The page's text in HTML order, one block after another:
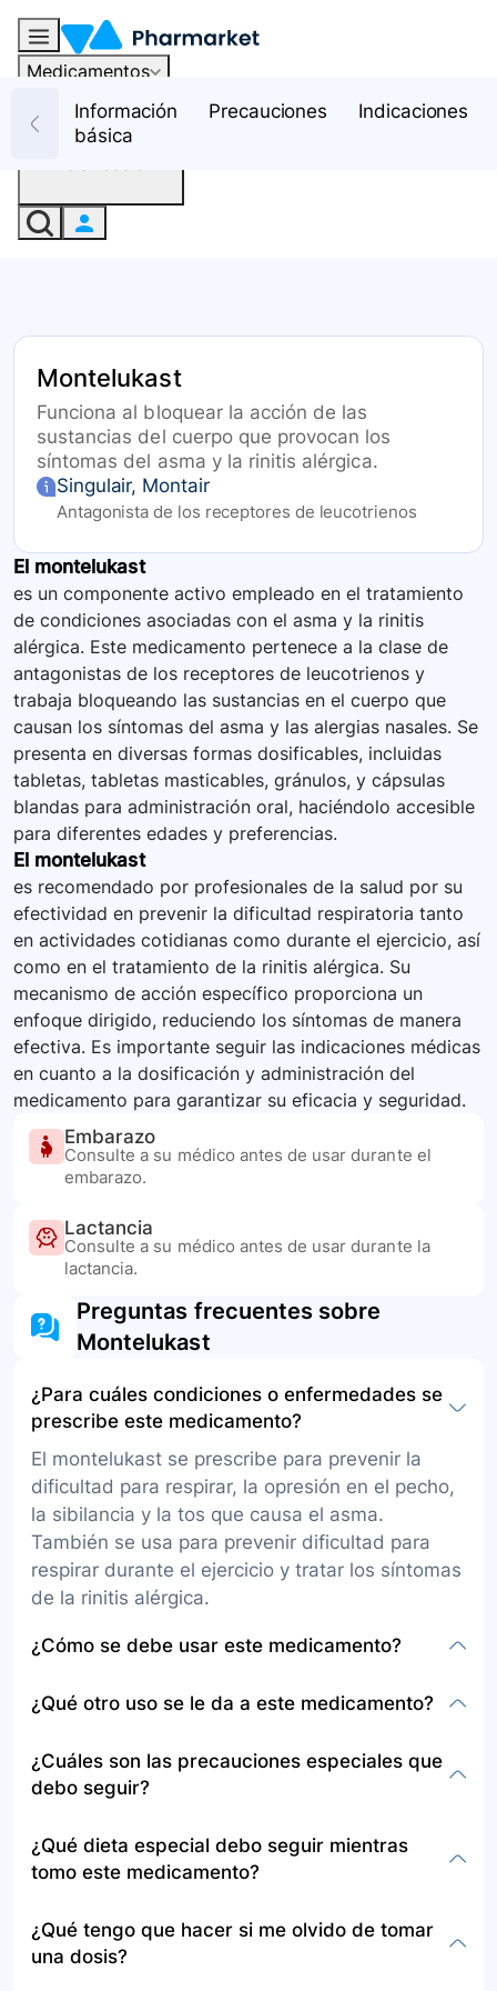
Medicamentos
RecursosInformación
básica
Precauciones Indicaciones
Montelukast
Funciona al bloquear la acción de las
sustancias del cuerpo que provocan los
síntomas del asma y la rinitis alérgica.
Singulair, Montair
Antagonista de los receptores de leucotrienos
El montelukast
es un componente activo empleado en el tratamiento
de condiciones asociadas con el asma y la rinitis
alérgica. Este medicamento pertenece a la clase de
antagonistas de los receptores de leucotrienos y
trabaja bloqueando las sustancias en el cuerpo que
causan los síntomas del asma y las alergias nasales. Se
presenta en diversas formas dosificables, incluidas
tabletas, tabletas masticables, gránulos, y cápsulas
blandas para administración oral, haciéndolo accesible
para diferentes edades y preferencias.
El montelukast
es recomendado por profesionales de la salud por su
efectividad en prevenir la dificultad respiratoria tanto
en actividades cotidianas como durante el ejercicio, así
como en el tratamiento de la rinitis alérgica. Su
mecanismo de acción específico proporciona un
enfoque dirigido, reduciendo los síntomas de manera
efectiva. Es importante seguir las indicaciones médicas
en cuanto a la dosificación y administración del
medicamento para garantizar su eficacia y seguridad.
Embarazo
Consulte a su médico antes de usar durante el
embarazo.
Lactancia
Consulte a su médico antes de usar durante la
lactancia.
Preguntas frecuentes sobre
Montelukast
¿Para cuáles condiciones o enfermedades se
prescribe este medicamento?
El montelukast se prescribe para prevenir la
dificultad para respirar, la opresión en el pecho,
la sibilancia y la tos que causa el asma.
También se usa para prevenir dificultad para
respirar durante el ejercicio y tratar los síntomas
de la rinitis alérgica.
¿Cómo se debe usar este medicamento?
varias presentaciones y puede tomarlo con o sin
la indicación médica; por ejemplo, para tratar el
asma, se toma por la noche. Para prevenir
al menos 2 horas antes. Siguiendo siempre las
instrucciones específicas del médico.
¿Qué otro uso se le da a este medicamento?
tratamiento del asma y la rinitis alérgica, el
montelukast también puede ser indicado como
persistente, y para manejar episodios de
sibilancias por virus en niños.
¿Cuáles son las precauciones especiales que
debo seguir?
si tiene alergias a este medicamento,
enfermedad hepática, fenilcetonuria, si está
que requieran estar alerta si experimenta
mareos o somnolencia y consulte sobre la
¿Qué dieta especial debo seguir mientras
tomo este medicamento?
específicas para el montelukast en la
información proporcionada, pero sí se
¿Qué tengo que hacer si me olvido de tomar
una dosis?